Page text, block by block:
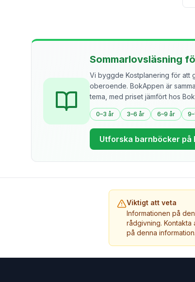
Sommarlovsläsning
Vi byggde Kostplanering för att
oberoende. BokAppen är
tema, med priset jämfört hos
0–3 år 3–6 år 6–9 år
Utforska barnböcker på
Viktigt att veta
Informationen på
rådgivning.
på denna information.